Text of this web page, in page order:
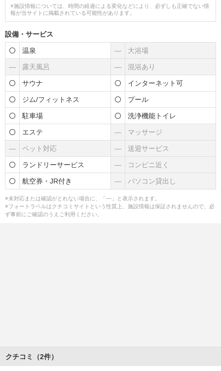
※施設情報については、時間の経過による変化などにより、必ずしも正確でない情
報が当サイトに掲載されている可能性があります。
設備・サービス
温泉 ― 大浴場
― 露天風呂 ― 混浴あり
サウナ インターネット可
ジム/フィットネス プール
駐車場 洗浄機能トイレ
エステ ― マッサージ
― ペット対応 ― 送迎サービス
ランドリーサービス ― コンビニ近く
航空券・JR付き ― パソコン貸出し
※未対応または確認がとれない場合に、「―」と表示されます。
※フォートラベルはクチコミサイトという性質上、施設情報は保証されませんので、必
ず事前にご確認のうえご利用ください。
クチコミ（2件）